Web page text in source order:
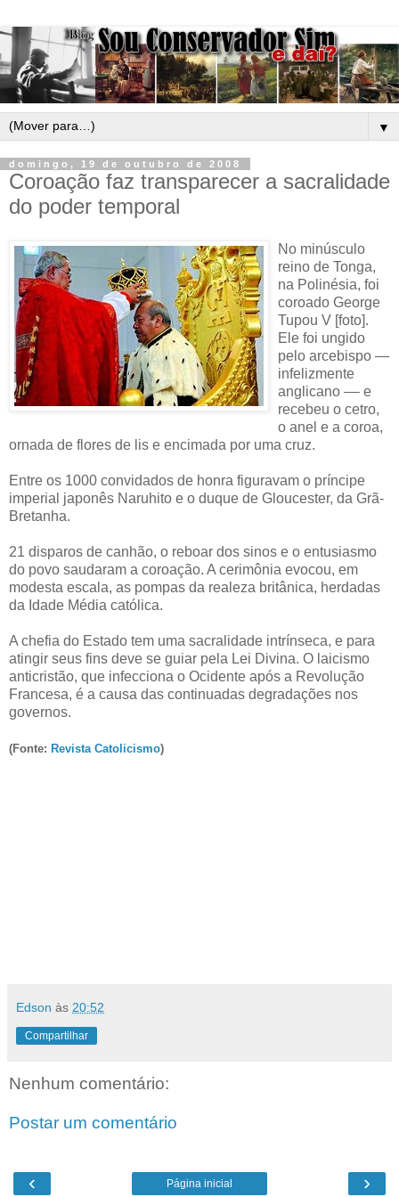
▼
domingo, 19 de outubro de 2008
Coroação faz transparecer a sacralidade
do poder temporal
No minúsculo
reino de Tonga,
na Polinésia, foi
coroado George
Tupou V [foto].
Ele foi ungido
pelo arcebispo —
infelizmente
anglicano –– e
recebeu o cetro,
o anel e a coroa,
ornada de flores de lis e encimada por uma cruz.
Entre os 1000 convidados de honra figuravam o príncipe
imperial japonês Naruhito e o duque de Gloucester, da Grã-
Bretanha.
21 disparos de canhão, o reboar dos sinos e o entusiasmo
do povo saudaram a coroação. A cerimônia evocou, em
modesta escala, as pompas da realeza britânica, herdadas
da Idade Média católica.
A chefia do Estado tem uma sacralidade intrínseca, e para
atingir seus fins deve se guiar pela Lei Divina. O laicismo
anticristão, que infecciona o Ocidente após a Revolução
Francesa, é a causa das continuadas degradações nos
governos.
(Fonte: Revista Catolicismo)
Edson às 20:52
Compartilhar
Nenhum comentário:
Postar um comentário
‹ ›
Página inicial